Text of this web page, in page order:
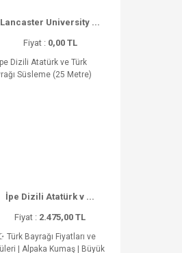
Lancaster University ...
Fiyat : 0,00 TL
İpe Dizili Atatürk v ...
Fiyat : 2.475,00 TL